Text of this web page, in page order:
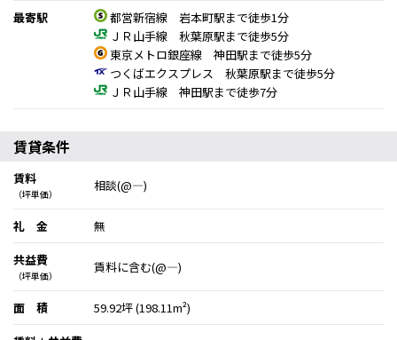
最寄駅
都営新宿線 岩本町駅まで徒歩1分
ＪＲ山手線 秋葉原駅まで徒歩5分
東京メトロ銀座線 神田駅まで徒歩5分
つくばエクスプレス 秋葉原駅まで徒歩5分
ＪＲ山手線 神田駅まで徒歩7分
賃貸条件
賃料
（坪単価）
相談(@―)
礼 金
無
共益費
（坪単価）
賃料に含む(@―)
面 積
59.92坪 (198.11m²)